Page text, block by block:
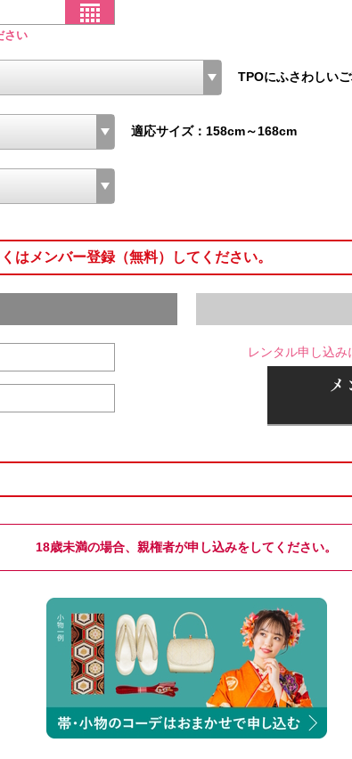
さい
TPOにふさわしいご
適応サイズ：158cm～168cm
はメンバー登録（無料）してください。
レンタル申し込み
18歳未満の場合、親権者が申し込みをしてください。